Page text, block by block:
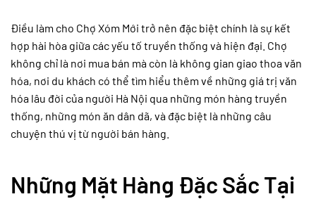
Điều làm cho Chợ Xóm Mới trở nên đặc biệt chính là sự kết
hợp hài hòa giữa các yếu tố truyền thống và hiện đại. Chợ
không chỉ là nơi mua bán mà còn là không gian giao thoa văn
hóa, nơi du khách có thể tìm hiểu thêm về những giá trị văn
hóa lâu đời của người Hà Nội qua những món hàng truyền
thống, những món ăn dân dã, và đặc biệt là những câu
chuyện thú vị từ người bán hàng.
Những Mặt Hàng Đặc Sắc Tại